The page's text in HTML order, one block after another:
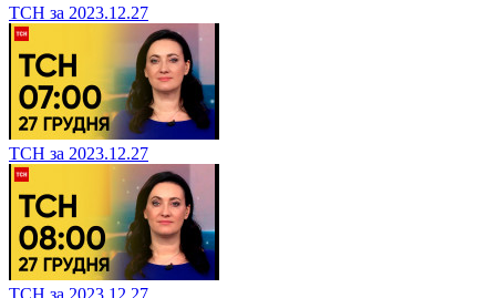
ТСН за 2023.12.27
ТСН за 2023.12.27
ТСН за 2023.12.27